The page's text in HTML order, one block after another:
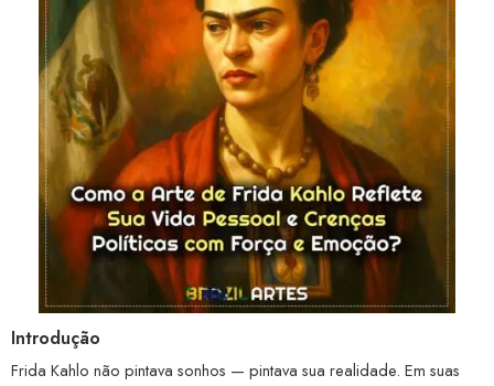
Introdução
Frida Kahlo não pintava sonhos — pintava sua realidade. Em suas